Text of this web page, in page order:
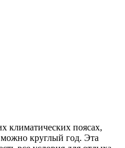
климатических поясах,
круглый год. Эта